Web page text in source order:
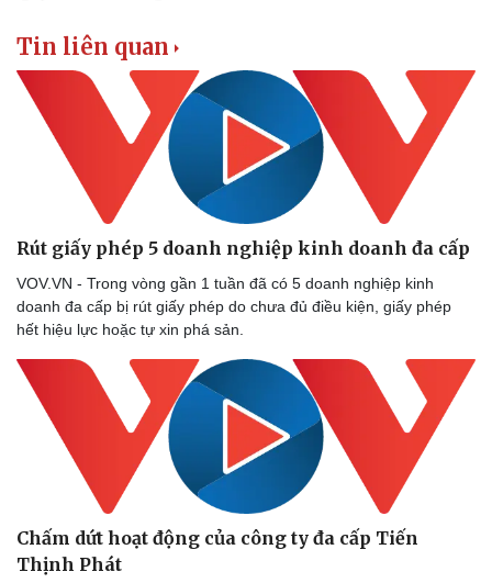
Lịch thi đấu bóng đá
Thế giới thể thao
eSports
Hậu trường
Tin liên quan
Rút giấy phép 5 doanh nghiệp kinh doanh đa cấp
VOV.VN - Trong vòng gần 1 tuần đã có 5 doanh nghiệp kinh
doanh đa cấp bị rút giấy phép do chưa đủ điều kiện, giấy phép
hết hiệu lực hoặc tự xin phá sản.
Chấm dứt hoạt động của công ty đa cấp Tiến
Thịnh Phát